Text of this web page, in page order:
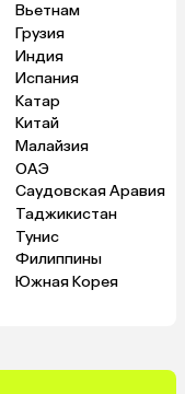
Вьетнам
Грузия
Индия
Испания
Катар
Китай
Малайзия
ОАЭ
Саудовская Аравия
Таджикистан
Тунис
Филиппины
Южная Корея